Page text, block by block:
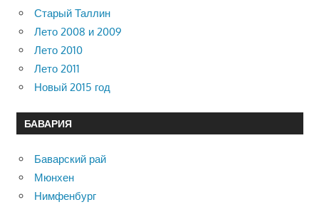
Старый Таллин
Лето 2008 и 2009
Лето 2010
Лето 2011
Новый 2015 год
БАВАРИЯ
Баварский рай
Мюнхен
Нимфенбург